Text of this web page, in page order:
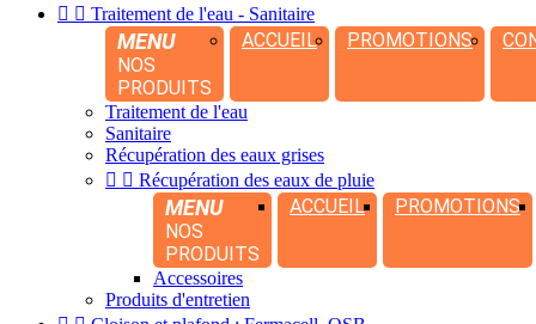
  Traitement de l'eau - Sanitaire
MENU
NOS
PRODUITS
ACCUEIL PROMOTIONS
Traitement de l'eau
Sanitaire
Récupération des eaux grises
  Récupération des eaux de pluie
MENU
NOS
PRODUITS
ACCUEIL PROMOTIONS
Accessoires
Produits d'entretien